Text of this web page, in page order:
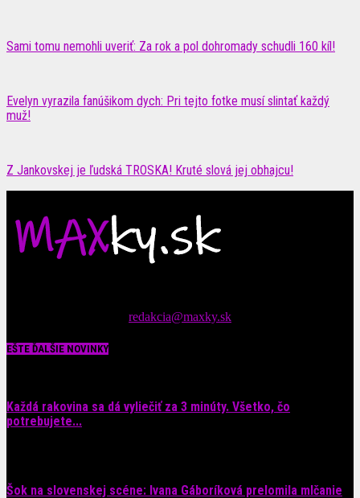
Sami tomu nemohli uveriť: Za rok a pol dohromady schudli 160 kíl!
Evelyn vyrazila fanúšikom dych: Pri tejto fotke musí slintať každý
muž!
Z Jankovskej je ľudská TROSKA! Kruté slová jej obhajcu!
redakcia@maxky.sk
EŠTE ĎALŠIE NOVINKY
Každá rakovina sa dá vyliečiť za 3 minúty. Všetko, čo
potrebujete...
Šok na slovenskej scéne: Ivana Gáboríková prelomila mlčanie